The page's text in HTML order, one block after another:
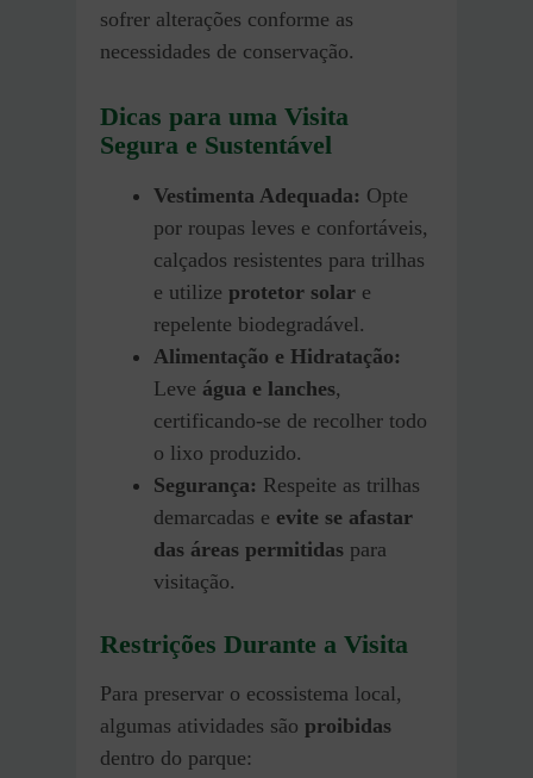
sofrer alterações conforme as
necessidades de conservação.
Dicas para uma Visita
Segura e Sustentável
Vestimenta Adequada: Opte
por roupas leves e confortáveis,
calçados resistentes para trilhas
e utilize protetor solar e
repelente biodegradável.
Alimentação e Hidratação:
Leve água e lanches,
certificando-se de recolher todo
o lixo produzido.
Segurança: Respeite as trilhas
demarcadas e evite se afastar
das áreas permitidas para
visitação.
Restrições Durante a Visita
Para preservar o ecossistema local,
algumas atividades são proibidas
dentro do parque: